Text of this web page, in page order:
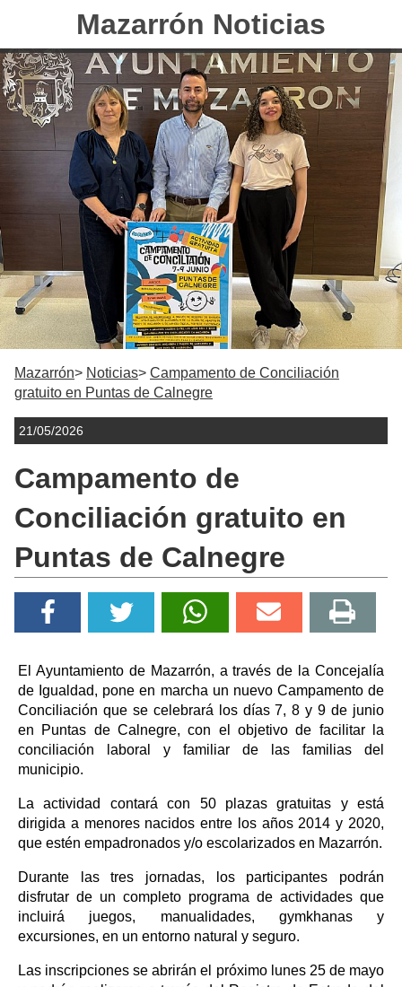
Mazarrón Noticias
Mazarrón Noticias
Campamento de Conciliación
gratuito en Puntas de Calnegre
21/05/2026
Campamento de
Conciliación gratuito en
Puntas de Calnegre
El Ayuntamiento de Mazarrón, a través de la Concejalía
de Igualdad, pone en marcha un nuevo Campamento de
Conciliación que se celebrará los días 7, 8 y 9 de junio
en Puntas de Calnegre, con el objetivo de facilitar la
conciliación laboral y familiar de las familias del
municipio.
La actividad contará con 50 plazas gratuitas y está
dirigida a menores nacidos entre los años 2014 y 2020,
que estén empadronados y/o escolarizados en Mazarrón.
Durante las tres jornadas, los participantes podrán
disfrutar de un completo programa de actividades que
incluirá juegos, manualidades, gymkhanas y
excursiones, en un entorno natural y seguro.
Las inscripciones se abrirán el próximo lunes 25 de mayo